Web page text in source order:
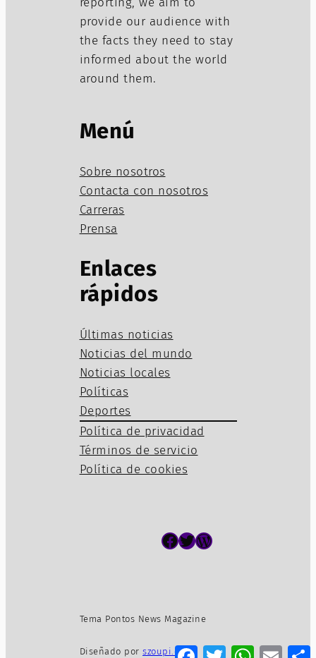
provide our audience with
the facts they need to stay
informed about the world
around them.
Menú
Sobre nosotros
Contacta con nosotros
Carreras
Prensa
Enlaces
rápidos
Últimas noticias
Noticias del mundo
Noticias locales
Políticas
Deportes
Política de privacidad
Términos de servicio
Política de cookies
Facebook Twitter WordPress
Tema Pontos News Magazine
Diseñado por szoupi.com Facebook
TwitterWhatsApp
Email